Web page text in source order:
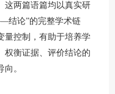
这两篇语篇均以真实研
结论”的完整学术链
量控制，有助于培养学
权衡证据、评价结论的
。